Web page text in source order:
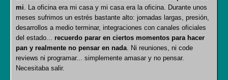
mi . La oficina era mi casa y mi casa era la oficina. Durante unos
meses sufrimos un estrés bastante alto: jornadas largas, presión,
desarrollos a medio terminar, integraciones con canales oficiales
del estado... recuerdo parar en ciertos momentos para hacer
pan y realmente no pensar en nada . Ni reuniones, ni code
reviews ni programar... simplemente amasar y no pensar.
Necesitaba salir.